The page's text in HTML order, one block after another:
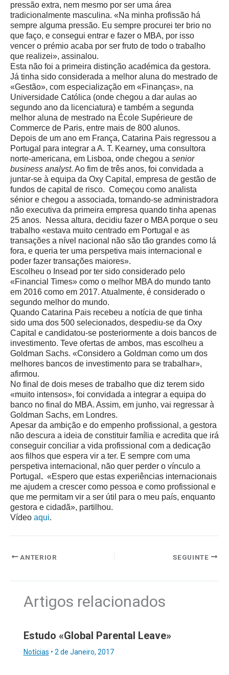
pressão extra, nem mesmo por ser uma área
tradicionalmente masculina. «Na minha profissão há
sempre alguma pressão. Eu sempre procurei ter brio no
que faço, e consegui entrar e fazer o MBA, por isso
vencer o prémio acaba por ser fruto de todo o trabalho
que realizei», assinalou.
Esta não foi a primeira distinção académica da gestora.
Já tinha sido considerada a melhor aluna do mestrado de
«Gestão», com especialização em «Finanças», na
Universidade Católica (onde chegou a dar aulas ao
segundo ano da licenciatura) e também a segunda
melhor aluna de mestrado na École Supérieure de
Commerce de Paris, entre mais de 800 alunos.
Depois de um ano em França, Catarina Pais regressou a
Portugal para integrar a A. T. Kearney, uma consultora
norte-americana, em Lisboa, onde chegou a senior
business analyst. Ao fim de três anos, foi convidada a
juntar-se à equipa da Oxy Capital, empresa de gestão de
fundos de capital de risco. Começou como analista
sénior e chegou a associada, tornando-se administradora
não executiva da primeira empresa quando tinha apenas
25 anos.
Nessa altura, decidiu fazer o MBA porque o seu
trabalho «estava muito centrado em Portugal e as
transações a nível nacional não são tão grandes como lá
fora, e queria ter uma perspetiva mais internacional e
poder fazer transações maiores».
Escolheu o Insead por ter sido considerado pelo
«Financial Times» como o melhor MBA do mundo tanto
em 2016 como em 2017. Atualmente, é considerado o
segundo melhor do mundo.
Quando Catarina Pais recebeu a notícia de que tinha
sido uma dos 500 selecionados, despediu-se da Oxy
Capital e candidatou-se posteriormente a dois bancos de
investimento. Teve ofertas de ambos, mas escolheu a
Goldman Sachs. «Considero a Goldman como um dos
melhores bancos de investimento para se trabalhar»,
afirmou.
No final de dois meses de trabalho que diz terem sido
«muito intensos», foi convidada a integrar a equipa do
banco no final do MBA. Assim, em junho, vai regressar à
Goldman Sachs, em Londres.
Apesar da ambição e do empenho profissional, a gestora
não descura a ideia de constituir família e acredita que irá
conseguir conciliar a vida profissional com a dedicação
aos filhos que espera vir a ter. E sempre com uma
perspetiva internacional, não quer perder o vínculo a
Portugal . «Espero que estas experiências internacionais
me ajudem a crescer como pessoa e como profissional e
que me permitam vir a ser útil para o meu país, enquanto
gestora e cidadã», partilhou.
Vídeo aqui.
ANTERIOR SEGUINTE
Artigos relacionados
Estudo «Global Parental Leave»
Notícias • 2 de Janeiro, 2017